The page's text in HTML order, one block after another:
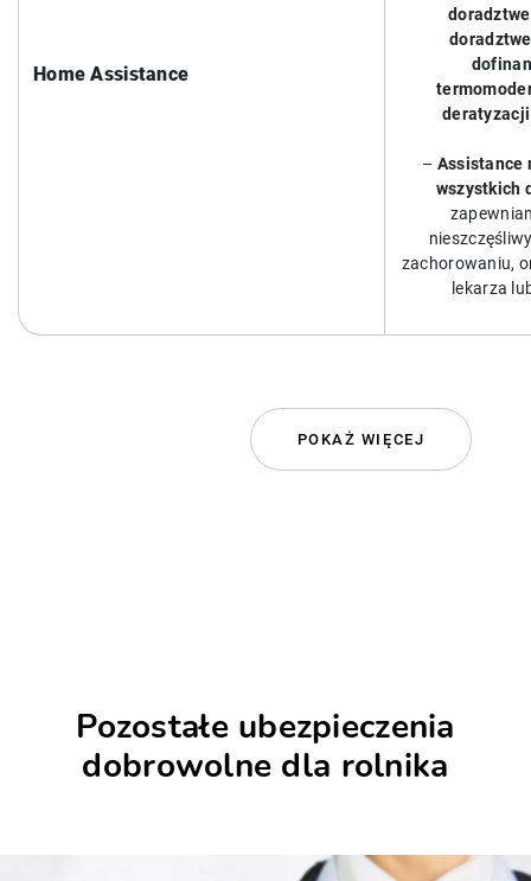
Home Assistance
– Assistance
wszystkich
zachorowaniu,
lekarza
POKAŻ WIĘCEJ
Pozostałe ubezpieczenia
dobrowolne dla rolnika